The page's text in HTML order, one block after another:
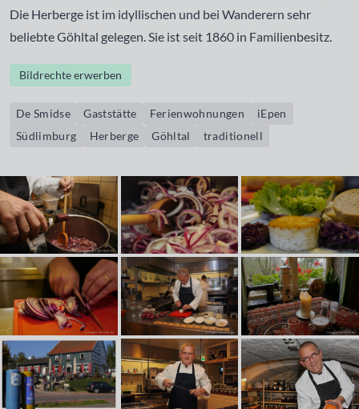
Die Herberge ist im idyllischen und bei Wanderern sehr
beliebte Göhltal gelegen. Sie ist seit 1860 in Familienbesitz.
Bildrechte erwerben
De Smidse Gaststätte Ferienwohnungen
iEpen
Südlimburg
Herberge Göhltal traditionell